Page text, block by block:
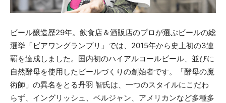
ビール醸造歴29年。飲食店＆酒販店のプロが選ぶビールの総
選挙「ビアワングランプリ」では、2015年から史上初の3連
覇を達成しました。国内初のハイアルコールビール、並びに
自然酵母を使用したビールづくりの創始者です。「酵母の魔
術師」の異名をとる丹羽 智氏は、一つのスタイルにこだわ
らず、イングリッシュ、ベルジャン、アメリカンなど多種多